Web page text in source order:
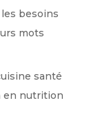
besoins
mots
santé
en nutrition